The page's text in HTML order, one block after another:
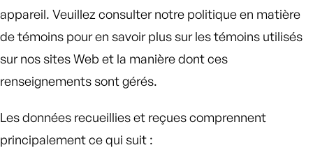
appareil. Veuillez consulter notre politique en matière
de témoins pour en savoir plus sur les témoins utilisés
sur nos sites Web et la manière dont ces
renseignements sont gérés.
Les données recueillies et reçues comprennent
principalement ce qui suit :